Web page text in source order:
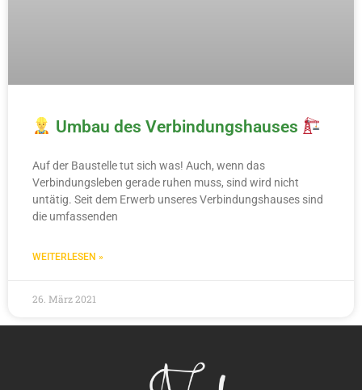
Umbau des Verbindungshauses
Auf der Baustelle tut sich was! Auch, wenn das
Verbindungsleben gerade ruhen muss, sind wird nicht
untätig. Seit dem Erwerb unseres Verbindungshauses sind
die umfassenden
WEITERLESEN »
26. März 2021